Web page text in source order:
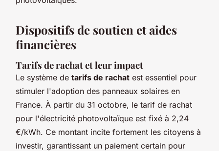
Dispositifs de soutien et aides
financières
Tarifs de rachat et leur impact
Le système de tarifs de rachat est essentiel pour
stimuler l'adoption des panneaux solaires en
France. À partir du 31 octobre, le tarif de rachat
pour l'électricité photovoltaïque est fixé à 2,24
€/kWh. Ce montant incite fortement les citoyens à
investir, garantissant un paiement certain pour